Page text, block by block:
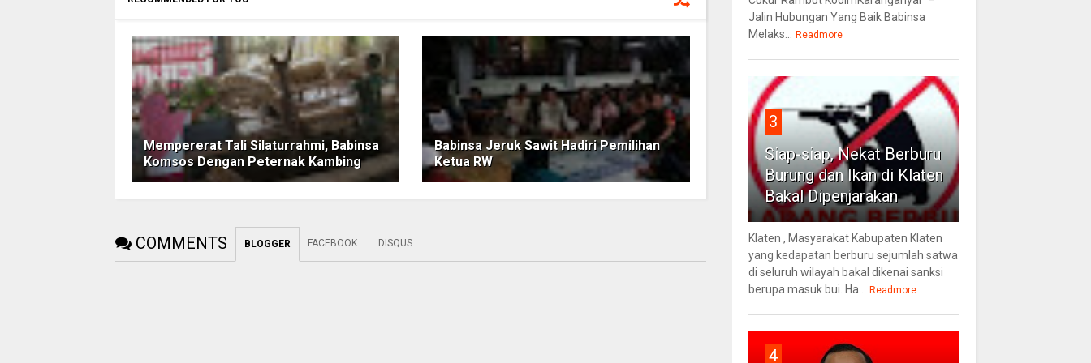
Mempererat Tali Silaturrahmi, Babinsa
Komsos Dengan Peternak Kambing
Babinsa Jeruk Sawit Hadiri Pemilihan
Ketua RW
COMMENTS BLOGGER FACEBOOK: DISQUS
Jalin Hubungan Yang Baik Babinsa
Melaks... Readmore
3
Siap-siap, Nekat Berburu
Burung dan Ikan di Klaten
Bakal Dipenjarakan
Klaten , Masyarakat Kabupaten Klaten
yang kedapatan berburu sejumlah satwa
di seluruh wilayah bakal dikenai sanksi
berupa masuk bui. Ha... Readmore
4